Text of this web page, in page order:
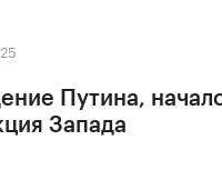
Путина,
Запада